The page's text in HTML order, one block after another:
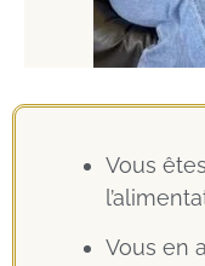
Vous
Vous en